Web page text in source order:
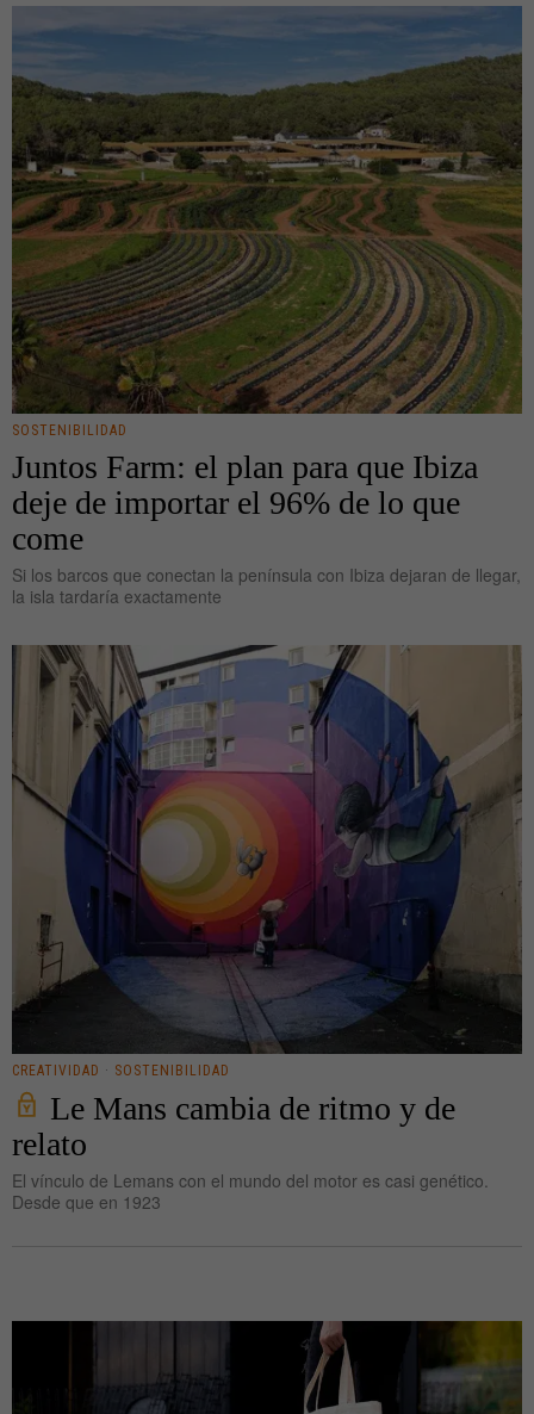
SOSTENIBILIDAD
Juntos Farm: el plan para que Ibiza
deje de importar el 96% de lo que
come
Si los barcos que conectan la península con Ibiza dejaran de llegar,
la isla tardaría exactamente
CREATIVIDAD · SOSTENIBILIDAD
Le Mans cambia de ritmo y de
relato
El vínculo de Lemans con el mundo del motor es casi genético.
Desde que en 1923